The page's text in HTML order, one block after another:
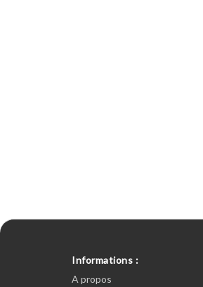
Informations :
A propos